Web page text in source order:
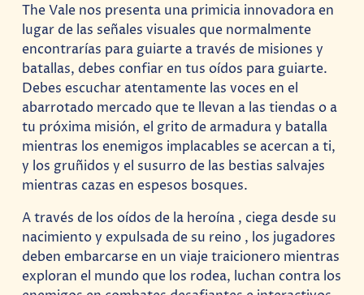
The Vale nos presenta una primicia innovadora en
lugar de las señales visuales que normalmente
encontrarías para guiarte a través de misiones y
batallas, debes confiar en tus oídos para guiarte.
Debes escuchar atentamente las voces en el
abarrotado mercado que te llevan a las tiendas o a
tu próxima misión, el grito de armadura y batalla
mientras los enemigos implacables se acercan a ti,
y los gruñidos y el susurro de las bestias salvajes
mientras cazas en espesos bosques.
A través de los oídos de la heroína , ciega desde su
nacimiento y expulsada de su reino , los jugadores
deben embarcarse en un viaje traicionero mientras
exploran el mundo que los rodea, luchan contra los